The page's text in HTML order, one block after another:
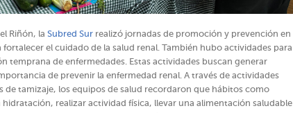
Riñón, la Subred Sur realizó jornadas de promoción y prevención en
fortalecer el cuidado de la salud renal. También hubo actividades para
temprana de enfermedades. Estas actividades buscan generar
de prevenir la enfermedad renal. A través de actividades
de tamizaje, los equipos de salud recordaron que hábitos como
realizar actividad física, llevar una alimentación saludable